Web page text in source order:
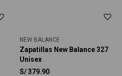
NEW BALANCE
Zapatillas New Balance 327
Unisex
S/379.90